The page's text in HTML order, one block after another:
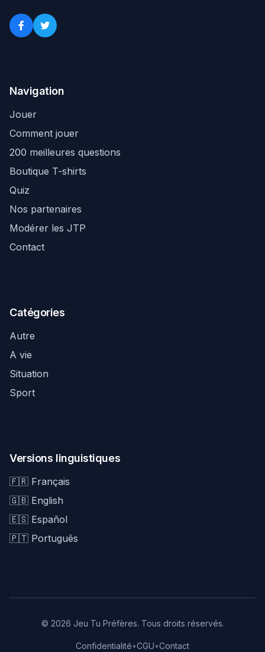
Navigation
Jouer
Comment jouer
200 meilleures questions
Boutique T-shirts
Quiz
Nos partenaires
Modérer les JTP
Contact
Catégories
Autre
A vie
Situation
Sport
Versions linguistiques
🇫🇷 Français
🇬🇧 English
🇪🇸 Español
🇵🇹 Português
© 2026 Jeu Tu Préfères. Tous droits réservés.
Confidentialité•CGU•Contact